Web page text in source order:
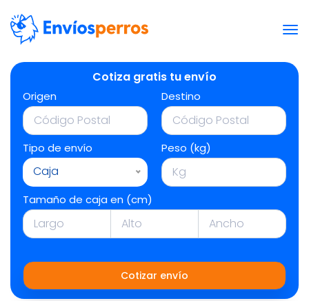
Cotiza gratis tu envío
Origen Destino
Tipo de envío
Caja
Peso (kg)
Tamaño de caja en (cm)
Cotizar envío